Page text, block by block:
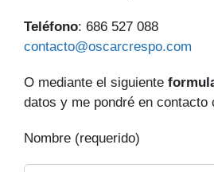
Teléfono: 686 527 088
contacto@oscarcrespo.com
O mediante el siguiente
datos y me pondré en contacto
Nombre (requerido)